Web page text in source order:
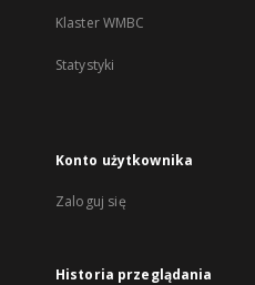
Klaster WMBC
Statystyki
Konto użytkownika
Zaloguj się
Historia przeglądania